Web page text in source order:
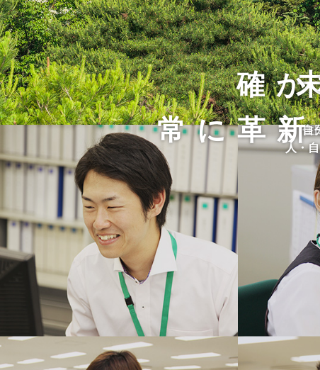
住
人・
自
確
常に革